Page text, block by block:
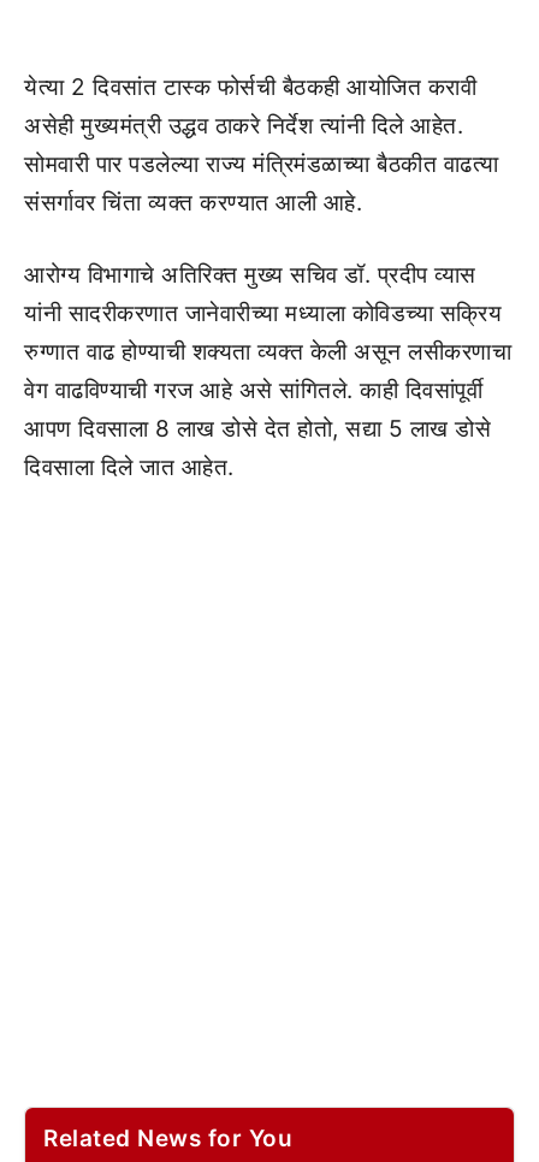
येत्या 2 दिवसांत टास्क फोर्सची बैठकही आयोजित करावी
असेही मुख्यमंत्री उद्धव ठाकरे निर्देश त्यांनी दिले आहेत.
सोमवारी पार पडलेल्या राज्य मंत्रिमंडळाच्या बैठकीत वाढत्या
संसर्गावर चिंता व्यक्त करण्यात आली आहे.
आरोग्य विभागाचे अतिरिक्त मुख्य सचिव डॉ. प्रदीप व्यास
यांनी सादरीकरणात जानेवारीच्या मध्याला कोविडच्या सक्रिय
रुग्णात वाढ होण्याची शक्यता व्यक्त केली असून लसीकरणाचा
वेग वाढविण्याची गरज आहे असे सांगितले. काही दिवसांपूर्वी
आपण दिवसाला 8 लाख डोसे देत होतो, सद्या 5 लाख डोसे
दिवसाला दिले जात आहेत.
Related News for You